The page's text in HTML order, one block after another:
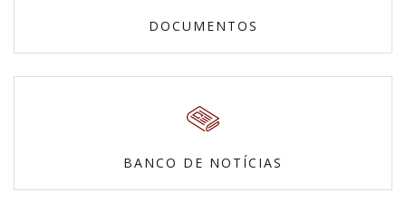
DOCUMENTOS
BANCO DE NOTÍCIAS